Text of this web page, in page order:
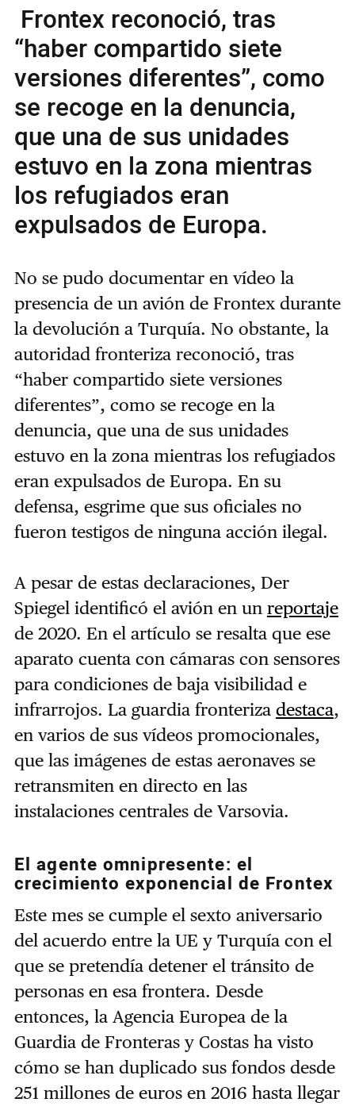
Frontex reconoció, tras
“haber compartido siete
versiones diferentes”, como
se recoge en la denuncia,
que una de sus unidades
estuvo en la zona mientras
los refugiados eran
expulsados de Europa.
No se pudo documentar en vídeo la
presencia de un avión de Frontex durante
la devolución a Turquía. No obstante, la
autoridad fronteriza reconoció, tras
“haber compartido siete versiones
diferentes”, como se recoge en la
denuncia, que una de sus unidades
estuvo en la zona mientras los refugiados
eran expulsados de Europa. En su
defensa, esgrime que sus oficiales no
fueron testigos de ninguna acción ilegal.
A pesar de estas declaraciones, Der
Spiegel identificó el avión en un reportaje
de 2020. En el artículo se resalta que ese
aparato cuenta con cámaras con sensores
para condiciones de baja visibilidad e
infrarrojos. La guardia fronteriza destaca,
en varios de sus vídeos promocionales,
que las imágenes de estas aeronaves se
retransmiten en directo en las
instalaciones centrales de Varsovia.
El agente omnipresente: el
crecimiento exponencial de Frontex
Este mes se cumple el sexto aniversario
del acuerdo entre la UE y Turquía con el
que se pretendía detener el tránsito de
personas en esa frontera. Desde
entonces, la Agencia Europea de la
Guardia de Fronteras y Costas ha visto
cómo se han duplicado sus fondos desde
251 millones de euros en 2016 hasta llegar